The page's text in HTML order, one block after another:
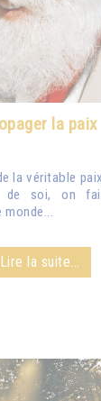
la paix
la véritable
de soi, on
monde...
Lire la suite...